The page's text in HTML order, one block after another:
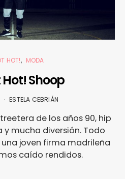
HOT! MODA
Shoop
ESTELA CEBRIÁN
de los años 90, hip
y mucha diversión. Todo
joven firma madrileña
caído rendidos.